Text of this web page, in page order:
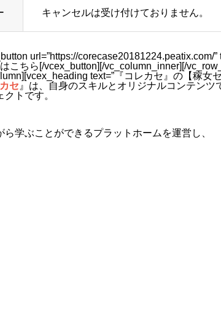
キャンセルは受け付けておりません。
url=”https://corecase20181224.peatix.com/”
こちら[/vcex_button][/vc_column_inner][/
text=”『コレカセ』の【稼女
セ 』は、自身のスキルとオリジナルコンテンツ
トです。
学ぶことができるプラットホームを運営し、